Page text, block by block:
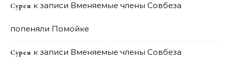
Сурен к записи Вменяемые члены Совбеза
попеняли Помойке
Сурен к записи Вменяемые члены Совбеза